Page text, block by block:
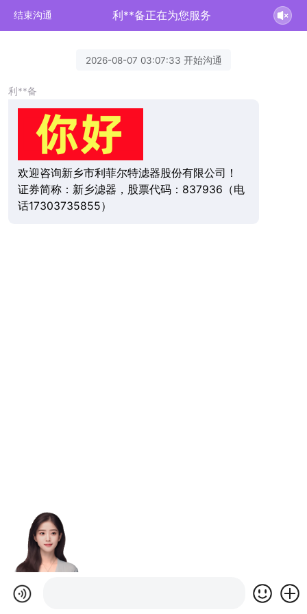
结束沟通 利**备正在为您服务
2026-08-07 03:07:33 开始沟通
利**备
欢迎咨询新乡市利菲尔特滤器股份有限公司！
证券简称：新乡滤器，股票代码：837936（电
话17303735855）